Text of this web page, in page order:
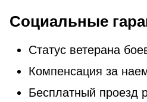
Социальные
Статус ветерана
Компенсация за
Бесплатный проезд